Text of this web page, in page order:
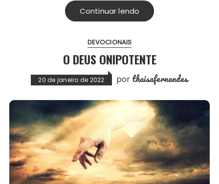
Continuar lendo
DEVOCIONAIS
O DEUS ONIPOTENTE
20 de janeiro de 2022 por thaisafernandes